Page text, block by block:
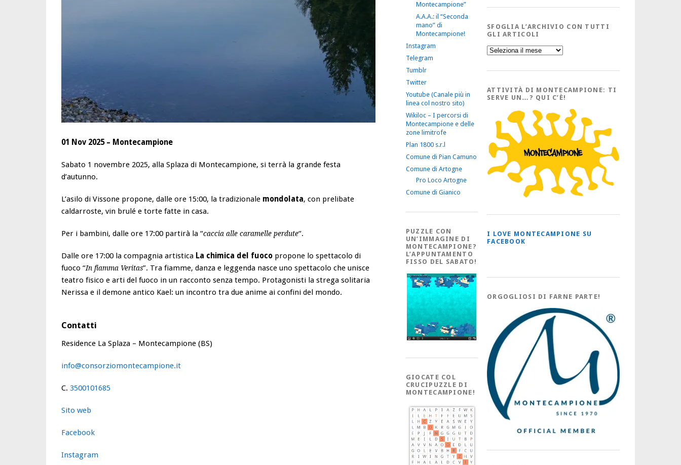
01 Nov 2025 – Montecampione
Sabato 1 novembre 2025, alla Splaza di Montecampione, si terrà la grande festa
d’autunno.
L’asilo di Vissone propone, dalle ore 15:00, la tradizionale mondolata, con prelibate
caldarroste, vin brulé e torte fatte in casa.
Per i bambini, dalle ore 17:00 partirà la “caccia alle caramelle perdute“.
Dalle ore 17:00 la compagnia artistica La chimica del fuoco propone lo spettacolo di
fuoco “In fiamma Veritas”. Tra fiamme, danza e leggenda nasce uno spettacolo che unisce
teatro fisico e arti del fuoco in un racconto senza tempo. Protagonisti la strega solitaria
Nerissa e il demone antico Kael: un incontro tra due anime ai confini del mondo.
Contatti
Residence La Splaza – Montecampione (BS)
info@consorziomontecampione.it
C. 3500101685
Sito web
Facebook
Instagram
Montecampione”
A.A.A.: il “Seconda
mano” di
Montecampione!
Instagram
Telegram
Tumblr
Twitter
Youtube (Canale più in
linea col nostro sito)
Wikiloc – I percorsi di
Montecampione e delle
zone limitrofe
Plan 1800 s.r.l
Comune di Pian Camuno
Comune di Artogne
Pro Loco Artogne
Comune di Gianico
PUZZLE CON
UN’IMMAGINE DI
MONTECAMPIONE?
L’APPUNTAMENTO
FISSO DEL SABATO!
GIOCATE COL
CRUCIPUZZLE DI
MONTECAMPIONE!
SFOGLIA L’ARCHIVIO CON TUTTI
GLI ARTICOLI
Sfoglia
l’Archivio
tutti
Articoli
ATTIVITÀ DI MONTECAMPIONE: TI
SERVE UN…? QUI C’È!
I LOVE MONTECAMPIONE SU
FACEBOOK
ORGOGLIOSI DI FARNE PARTE!